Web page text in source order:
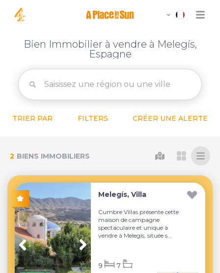
Bien Immobilier à vendre à Melegís,
Espagne
TRIER PAR FILTERS CRÉER UNE ALERTE
2 BIENS IMMOBILIERS
Melegís, Villa
Cumbre Villas présente cette
maison de campagne
spectaculaire et unique à
vendre à Melegís, située s...
9 7